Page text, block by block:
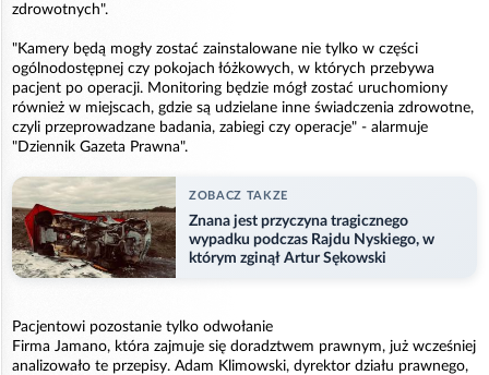
zdrowotnych".
"Kamery będą mogły zostać zainstalowane nie tylko w części
ogólnodostępnej czy pokojach łóżkowych, w których przebywa
pacjent po operacji. Monitoring będzie mógł zostać uruchomiony
również w miejscach, gdzie są udzielane inne świadczenia zdrowotne,
czyli przeprowadzane badania, zabiegi czy operacje" - alarmuje
"Dziennik Gazeta Prawna".
ZOBACZ TAKZE
Znana jest przyczyna tragicznego
wypadku podczas Rajdu Nyskiego, w
którym zginął Artur Sękowski
Pacjentowi pozostanie tylko odwołanie
Firma Jamano, która zajmuje się doradztwem prawnym, już wcześniej
analizowało te przepisy. Adam Klimowski, dyrektor działu prawnego,